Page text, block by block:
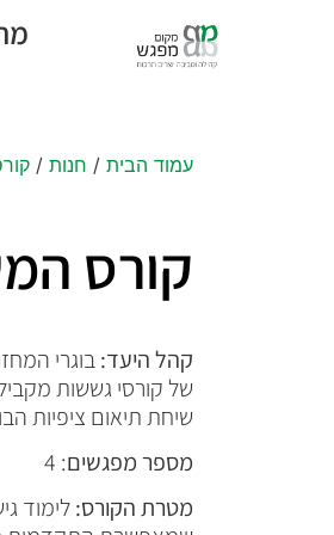
עמוד הבית/ חנות/
קורס
קהל היעד:בוגרי
של קורסי גששות
שיחת תיאום ציפיות
מספר מפגשים: 4
מטרת הקורס:לימוד